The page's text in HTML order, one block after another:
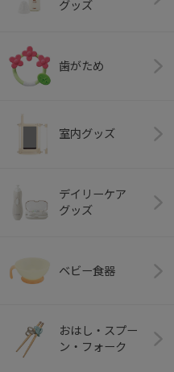
グッズ
歯がため
室内グッズ
デイリーケア
グッズ
ベビー食器
おはし・スプー
ン・フォーク